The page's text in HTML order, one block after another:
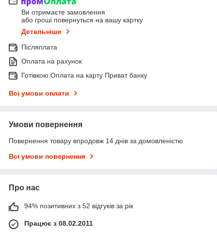
Ви отримаєте замовлення
або гроші повернуться на вашу картку
Детальніше
Післяплата
Оплата на рахунок
Готівкою Оплата на карту Приват банку
Всі умови оплати
Умови повернення
Повернення товару впродовж 14 днів за домовленістю
Всі умови повернення
Про нас
94% позитивних з 52 відгуків за рік
Працює з 08.02.2011